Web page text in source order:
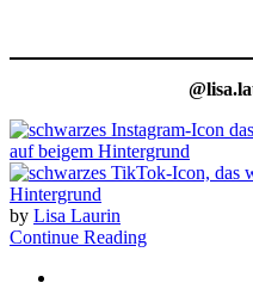
by Lisa Laurin
Continue Reading